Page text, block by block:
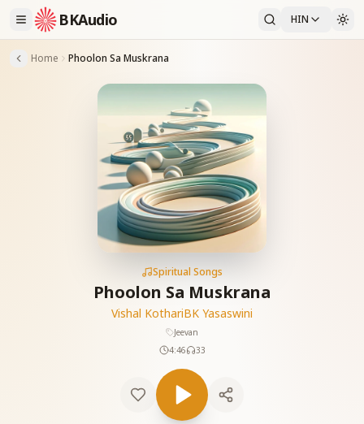
BKAudio HIN
Home Phoolon Sa Muskrana
Spiritual Songs
Phoolon Sa Muskrana
Vishal KothariBK Yasaswini
Jeevan
4:46
33